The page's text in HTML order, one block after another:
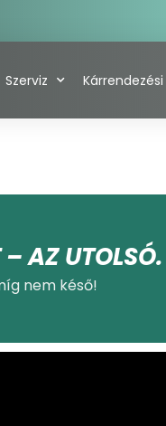
Szerviz
AZ UTOLSÓ.
nem késő!